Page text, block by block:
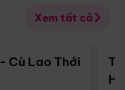
Xem tất cả
Điểm nổi bật
Cù Lao Thới